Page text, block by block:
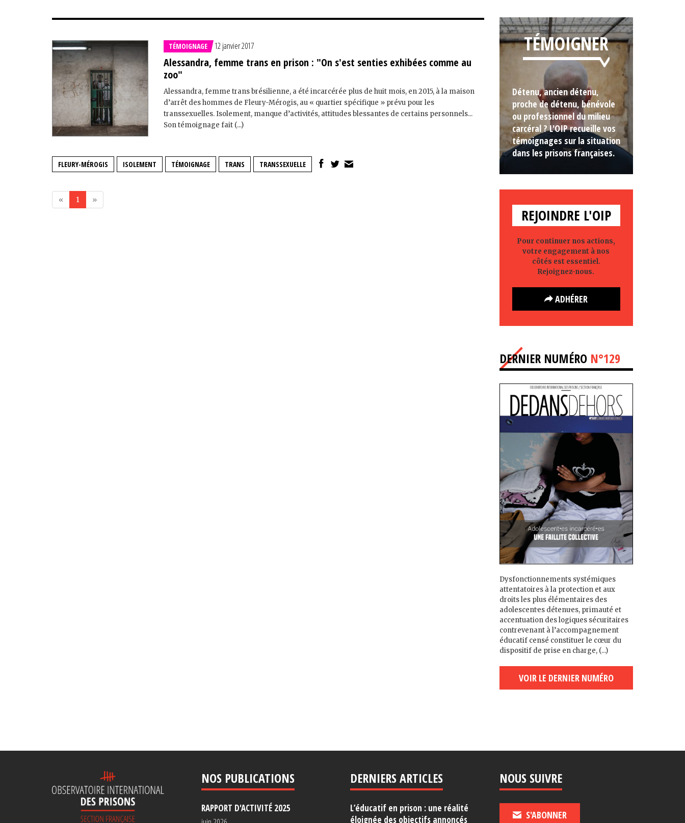
TÉMOIGNAGE 12 janvier 2017
Alessandra, femme trans en prison : "On s'est senties exhibées comme au
zoo"
Alessandra, femme trans brésilienne, a été incarcérée plus de huit mois, en 2015, à la maison
d’arrêt des hommes de Fleury-Mérogis, au « quartier spécifique » prévu pour les
transsexuelles. Isolement, manque d’activités, attitudes blessantes de certains personnels...
Son témoignage fait (...)
FLEURY-MÉROGIS ISOLEMENT TÉMOIGNAGE TRANS TRANSSEXUELLE
« 1 »
TÉMOIGNER
Détenu, ancien détenu,
proche de détenu, bénévole
ou professionnel du milieu
carcéral ? L'OIP recueille vos
témoignages sur la situation
dans les prisons françaises.
REJOINDRE L'OIP
Pour continuer nos actions,
votre engagement à nos
côtés est essentiel.
Rejoignez-nous.
ADHÉRER
DERNIER NUMÉRO N°129
Dysfonctionnements systémiques
attentatoires à la protection et aux
droits les plus élémentaires des
adolescent·es détenu·es, primauté et
accentuation des logiques sécuritaires
contrevenant à l’accompagnement
éducatif censé constituer le cœur du
dispositif de prise en charge, (...)
VOIR LE DERNIER NUMÉRO
NOS PUBLICATIONS
RAPPORT D'ACTIVITÉ 2025
DERNIERS ARTICLES
L’éducatif en prison : une réalité
éloignée des objectifs annoncés
NOUS SUIVRE
S'ABONNER